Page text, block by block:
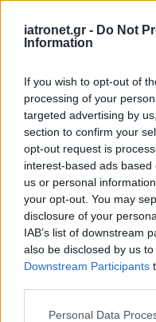
iatronet.gr - Do Not
Information
If you wish to opt-out of
processing of your
targeted advertising by
section to confirm your
opt-out request is
interest-based ads
us or personal
your opt-out. You may
disclosure of your
IAB’s list of downstream
also be disclosed by us
Downstream Participants
Please note that this
Personal Data